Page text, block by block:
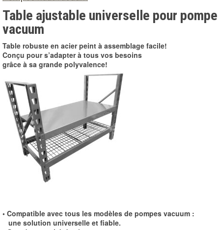
Table ajustable universelle pour pompe
vacuum
Table robuste en acier peint à assemblage facile!
Conçu pour s’adapter à tous vos besoins
grâce à sa grande polyvalence!
• Compatible avec tous les modèles de pompes vacuum :
une solution universelle et fiable.